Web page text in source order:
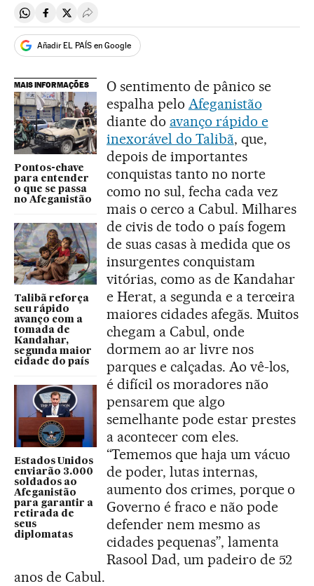
Compartir en Whatsapp
Compartir en Facebook
Compartir en Twitter
Desplegar Redes Sociales
Añadir EL PAÍS en Google
MAIS INFORMAÇÕES
Pontos-chave
para entender
o que se passa
no Afeganistão
Talibã reforça
seu rápido
avanço com a
tomada de
Kandahar,
segunda maior
cidade do país
Estados Unidos
enviarão 3.000
soldados ao
Afeganistão
para garantir a
retirada de
seus
diplomatas
O sentimento de pânico se
espalha pelo Afeganistão
diante do avanço rápido e
inexorável do Talibã, que,
depois de importantes
conquistas tanto no norte
como no sul, fecha cada vez
mais o cerco a Cabul. Milhares
de civis de todo o país fogem
de suas casas à medida que os
insurgentes conquistam
vitórias, como as de Kandahar
e Herat, a segunda e a terceira
maiores cidades afegãs. Muitos
chegam a Cabul, onde
dormem ao ar livre nos
parques e calçadas. Ao vê-los,
é difícil os moradores não
pensarem que algo
semelhante pode estar prestes
a acontecer com eles.
“Tememos que haja um vácuo
de poder, lutas internas,
aumento dos crimes, porque o
Governo é fraco e não pode
defender nem mesmo as
cidades pequenas”, lamenta
Rasool Dad, um padeiro de 52
anos de Cabul.